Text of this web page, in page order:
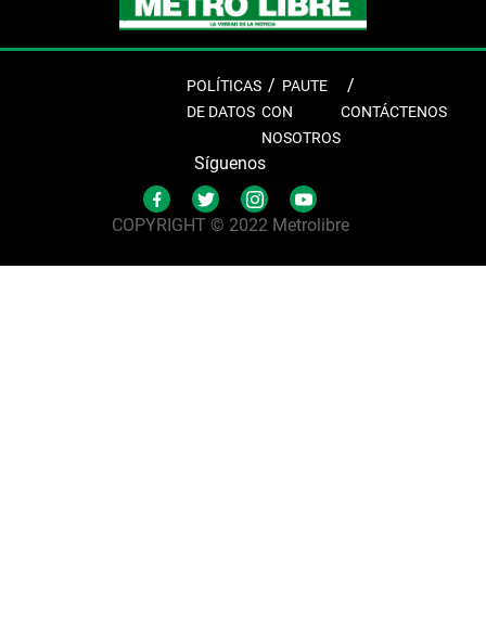
POLÍTICAS
DE DATOS
PAUTE
CON
NOSOTROS
CONTÁCTENOS
Síguenos
COPYRIGHT © 2022 Metrolibre